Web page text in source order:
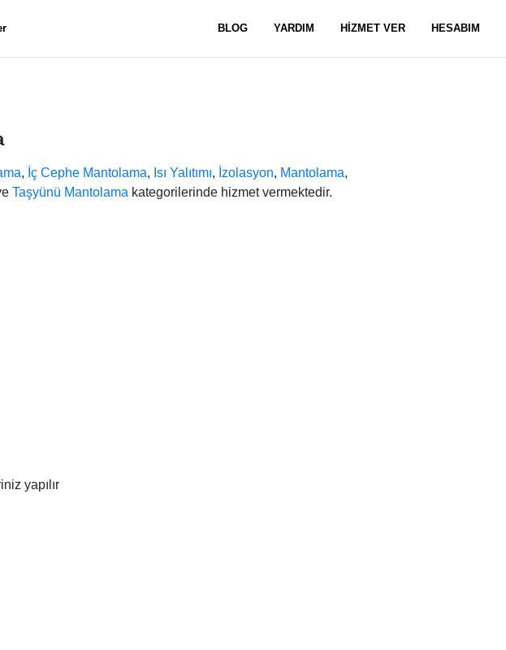
BLOG YARDIM HİZMET VER HESABIM
, İç Cephe Mantolama, Isı Yalıtımı, İzolasyon, Mantolama,
Taşyünü Mantolama kategorilerinde hizmet vermektedir.
yapılır